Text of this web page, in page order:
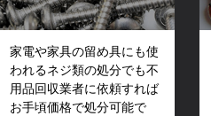
家電や家具の留め具にも使
われるネジ類の処分でも不
用品回収業者に依頼すれば
お手頃価格で処分可能で